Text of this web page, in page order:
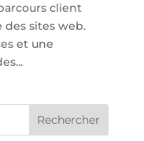
client
sites web.
et une